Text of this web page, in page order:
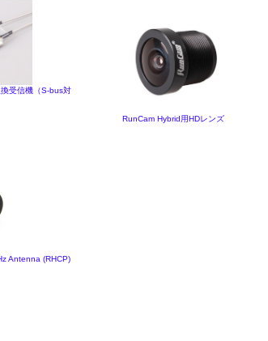
受信機（S-bus対
RunCam Hybrid用HDレンズ
Antenna (RHCP)